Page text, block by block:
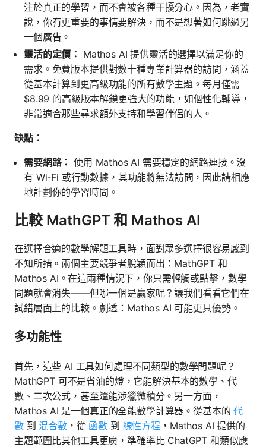
注於真正的學習，而不會被各種干擾分心。因為，老實
說，你有更重要的事情要解決，而不是想著如何跳過另
一個廣告。
靈活的定價： Mathos AI 提供靈活的選擇以滿足你的
需求。免費版本提供對數十種專業計算器的訪問，涵蓋
從基本計算到更高級功能的所有數學主題。每月僅需
$8.99 的高級版本解鎖更強大的功能，如個性化輔導，
非常適合那些尋求額外支持和學習伴侶的人。
缺點：
需要網路： 使用 Mathos AI 需要穩定的網路連接。沒
有 Wi-Fi 或行動數據，其功能將無法訪問，因此請相應
地計劃你的學習時間。
比較 MathGPT 和 Mathos AI
在選擇合適的數學解題工具時，面對眾多選擇很容易感到
不知所措。兩個主要競爭者脫穎而出：MathGPT 和
Mathos AI。在這兩種情況下，你只需輕觸或點擊，數學
問題就會消失——但哪一個是贏家呢？讓我們看看它們在
試錯層面上的比較。劇透：Mathos AI 可能更具優勢。
多功能性
首先，這些 AI 工具如何處理不同類型的數學問題呢？
MathGPT 可不是省油的燈，它能解決基本的數學、代
數、二次公式，甚至還能涉獵微積分。另一方面，
Mathos AI 是一個真正的全能數學計算器。從基本的代
數到混合數，從 函數 到 線性方程 ，Mathos AI 提供的
主題範圍比其他工具更廣，準確率比 ChatGPT 和類似應